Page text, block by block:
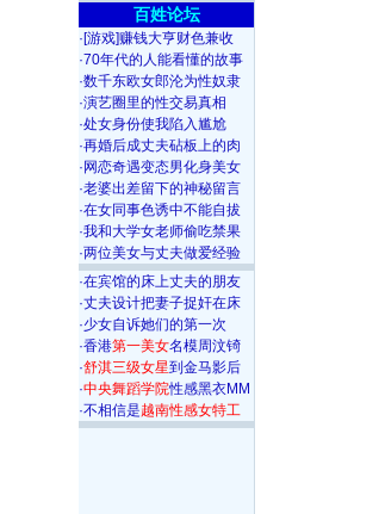
百姓论坛
· [游戏]赚钱大亨财色兼收
·70年代的人能看懂的故事
·数千东欧女郎沦为性奴隶
·演艺圈里的性交易真相
·处女身份使我陷入尴尬
·再婚后成丈夫砧板上的肉
· 网恋奇遇变态男化身美女
·老婆出差留下的神秘留言
·在女同事色诱中不能自拔
·我和大学女老师偷吃禁果
·两位美女与丈夫做爱经验
·在宾馆的床上丈夫的朋友
·丈夫设计把妻子捉奸在床
·少女自诉她们的第一次
·香港第一美女名模周汶锜
·舒淇三级女星到金马影后
·中央舞蹈学院性感黑衣MM
·不相信是越南性感女特工